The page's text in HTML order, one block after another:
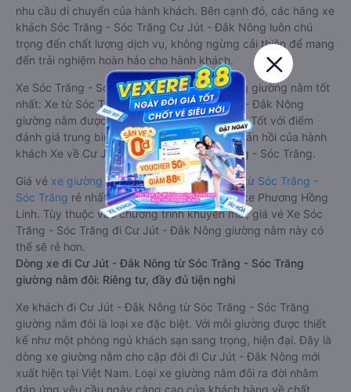
nhu cầu di chuyển của hành khách. Bên cạnh đó, các hãng xe
khách Sóc Trăng - Sóc Trăng Cư Jút - Đắk Nông luôn chú
trọng đến chất lượng dịch vụ, không ngừng cải thiện để mang
đến trải nghiệm hoàn hảo cho hành khách.
Xe Sóc Trăng - Sóc Trăng Cư Jút - Đắk Nông giường nằm tốt
nhất: Xe từ Sóc Trăng - Sóc Trăng đi Cư Jút - Đắk Nông
giường nằm được đánh giá chung chất lượng Tốt với điểm
đánh giá trung bình từ 4.3/5 dựa trên 712 phản hồi của hành
khách Xe về Cư Jút - Đắk Nông từ Sóc Trăng - Sóc Trăng.
Giá vé xe giường nằm đi Cư Jút - Đắk Nông từ Sóc Trăng -
Sóc Trăng rẻ nhất là 450000VND của hãng xe Phương Hồng
Linh. Tùy thuộc vào chương trình khuyến mãi, giá vé Xe Sóc
Trăng - Sóc Trăng đi Cư Jút - Đắk Nông giường nằm này có
thể sẽ rẻ hơn.
Dòng xe đi Cư Jút - Đắk Nông từ Sóc Trăng - Sóc Trăng
giường nằm đôi: Riêng tư, đầy đủ tiện nghi
Xe khách đi Cư Jút - Đắk Nông từ Sóc Trăng - Sóc Trăng
giường nằm đôi là loại xe đặc biệt. Với mỗi giường được thiết
kế như một phòng ngủ khách sạn sang trọng, hiện đại. Đây là
dòng xe giường nằm cho cặp đôi đi Cư Jút - Đắk Nông mới
xuất hiện tại Việt Nam. Loại xe giường nằm đôi ra đời nhằm
đáp ứng yêu cầu ngày càng cao của khách hàng về chất